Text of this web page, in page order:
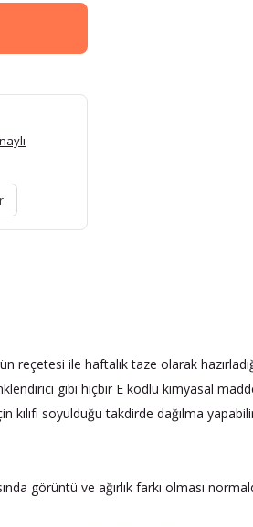
ile haftalık taze olarak
gibi hiçbir E kodlu kimyasal
kılıfı soyulduğu takdirde dağılma
görüntü ve ağırlık farkı olması